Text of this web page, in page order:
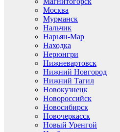
Москва
Мурманск
Нальчик
Нарьян-Мар
Находка
Нерюнгри
Нижневартовск
Нижний Новгород
Нижний Тагил
Новокузнецк
Новороссийск
Новосибирск
Новочеркасск
Новый Уренгой